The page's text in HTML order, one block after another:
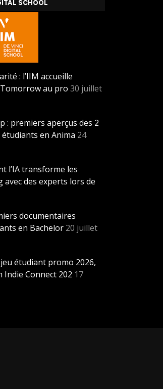
SCHOOL
: l’IIM accueille
au pro 30 juillet
: premiers aperçus des 2
en Anima 24
l’IA transforme les
des experts lors de
documentaires
en Bachelor 20 juillet
étudiant promo 2026,
Indie Connect 202 17